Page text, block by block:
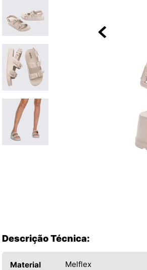
Descrição Técnica:
Material Melflex